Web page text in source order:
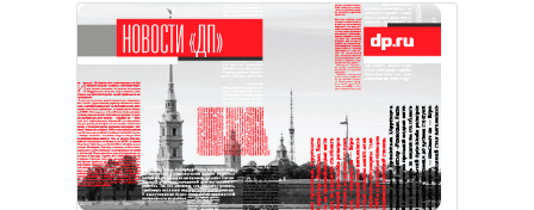
из факторов могут быть
надвигающиеся
муниципальные выборы.